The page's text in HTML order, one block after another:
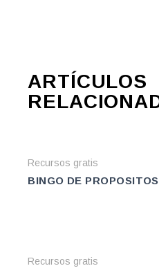
ARTÍCULOS
Recursos gratis
BINGO DE
Recursos gratis